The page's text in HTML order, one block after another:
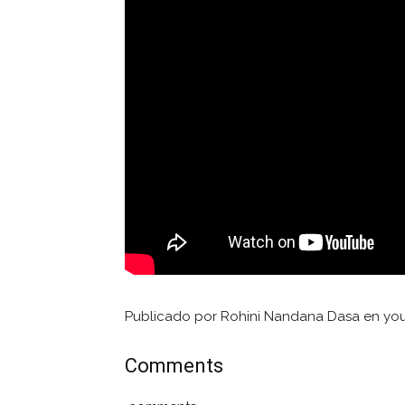
Publicado por Rohini Nandana Dasa en
Comments